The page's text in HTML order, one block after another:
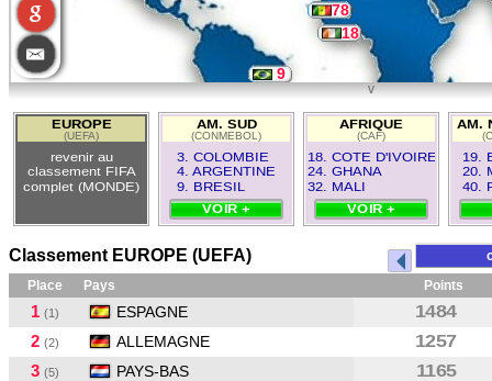
v
12
9
18
78
EUROPE
(UEFA)
revenir au
classement FIFA
complet (MONDE)
AM. SUD
(CONMEBOL)
3. COLOMBIE
4. ARGENTINE
9. BRESIL
VOIR +
AFRIQUE
(CAF)
18. COTE D'IVOIRE
24. GHANA
32. MALI
VOIR +
AM.
19.
20.
40.
Classement EUROPE (UEFA)
Place
Pays Points
1 (1) ESPAGNE
1484
2 (2) ALLEMAGNE
1257
3 (5) PAYS-BAS
1165